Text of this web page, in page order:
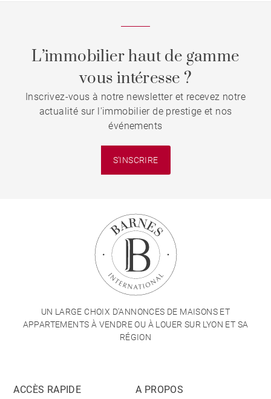
L’immobilier haut de gamme
vous intéresse ?
Inscrivez-vous à notre newsletter et recevez notre
actualité sur l'immobilier de prestige et nos
événements
S'INSCRIRE
UN LARGE CHOIX D'ANNONCES DE MAISONS ET
APPARTEMENTS À VENDRE OU À LOUER SUR LYON ET SA
RÉGION
ACCÈS RAPIDE
A PROPOS